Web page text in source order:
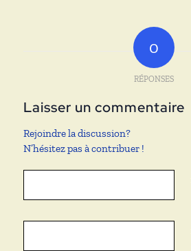
0
RÉPONSES
Laisser un commentaire
Rejoindre la discussion?
N’hésitez pas à contribuer !